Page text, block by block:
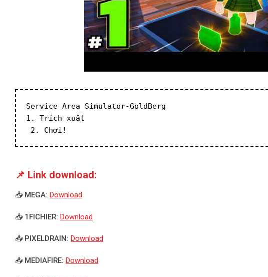
Service Area Simulator-GoldBerg
1. Trích xuất
2. Chơi!
📌 Link download:
📥 MEGA: Download
📥 1FICHIER: Download
📥 PIXELDRAIN: Download
📥 MEDIAFIRE: Download